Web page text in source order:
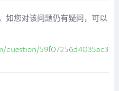
如您对该问题仍有疑问，可以
question/